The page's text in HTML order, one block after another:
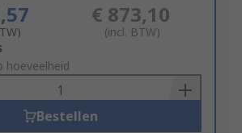
€ 873,10
(incl. BTW)
hoeveelheid
Bestellen